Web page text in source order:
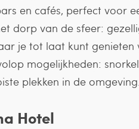
en cafés, perfect voor
dorp van de sfeer:
je tot laat kunt genieten
mogelijkheden:
plekken in de omgeving.
Hotel